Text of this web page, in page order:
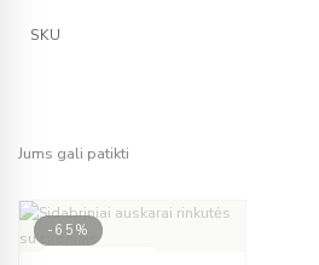
SKU
Jums gali patikti
-65%